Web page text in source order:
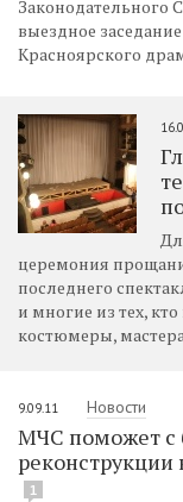
Законодательного
выездное
Красноярского
церемония
последнего
и многие из тех,
костюмеры,
9.09.11 Новости
МЧС поможет с
реконструкции
1